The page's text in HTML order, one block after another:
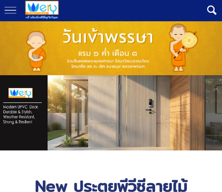
New ประตูยูพีวีซีลายไม้